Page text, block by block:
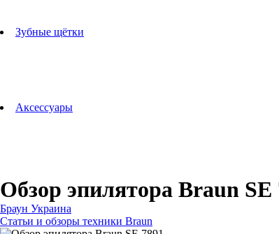
Зубные щётки
Аксессуары
Обзор эпилятора Braun SE
Браун Украина
Статьи и обзоры техники Braun